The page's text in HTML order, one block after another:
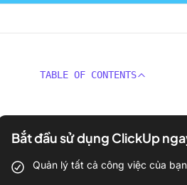
TABLE OF CONTENTS
Bắt đầu sử dụng ClickUp
Quản lý tất cả công việc của